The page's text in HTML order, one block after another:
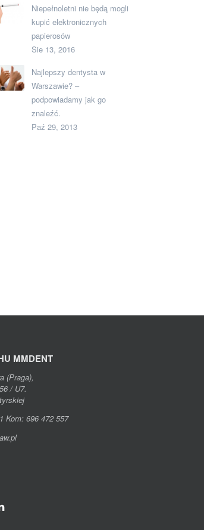
Niepełnoletni nie będą mogli
kupić elektronicznych
papierosów
Sie 13, 2016
Najlepszy dentysta w
Warszawie? –
podpowiadamy jak go
znaleźć.
Paź 29, 2013
MMDENT
(Praga),
/ U7.
Kom: 696 472 557